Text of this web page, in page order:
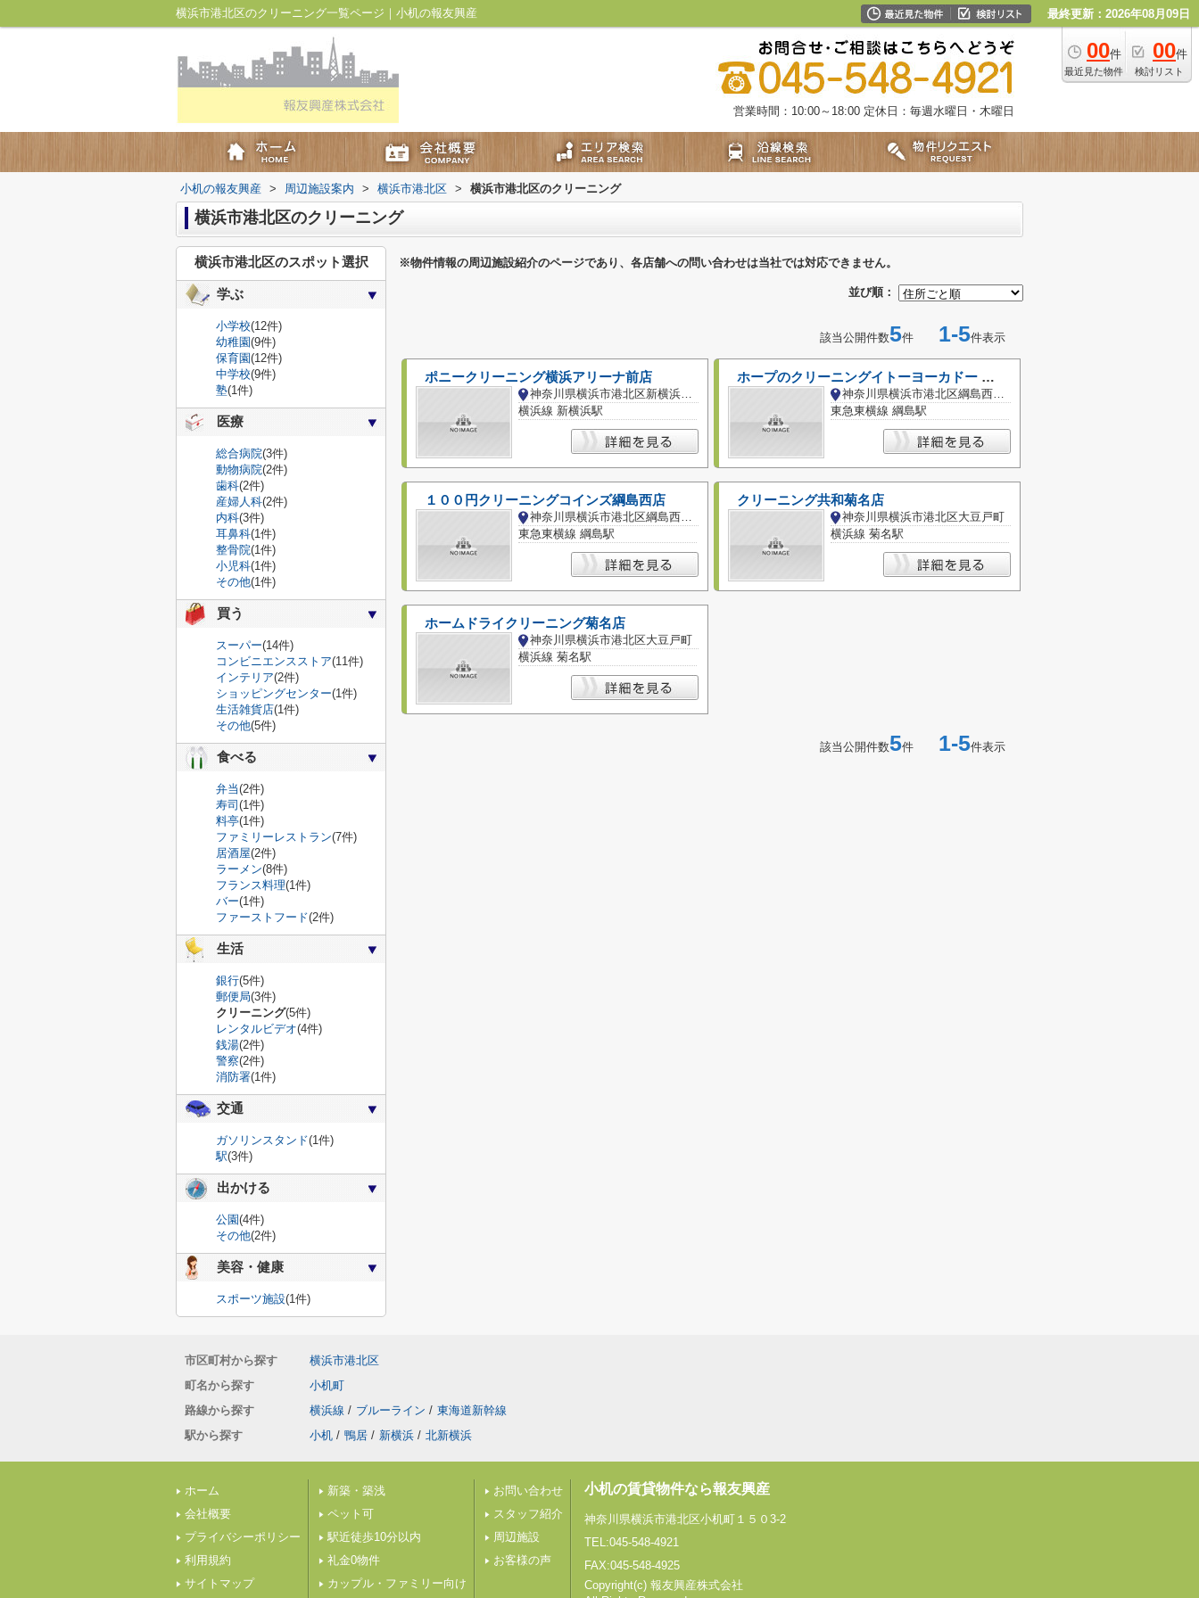
横浜市港北区のクリーニング一覧ページ｜小机の報友興産 最終更新：2026年08月09日
00件
最近見た物件
00件
検討リスト
営業時間：10:00～18:00 定休日：毎週水曜日・木曜日
小机の報友興産 > 周辺施設案内 > 横浜市港北区 > 横浜市港北区のクリーニング
横浜市港北区のクリーニング
※物件情報の周辺施設紹介のページであり、各店舗への問い合わせは当社では対応できません。
並び順：
該当公開件数5件 1-5件表示
ポニークリーニング横浜アリーナ前店
神奈川県横浜市港北区新横浜３丁目
横浜線 新横浜駅
ホープのクリーニングイトーヨーカドー 綱島店
神奈川県横浜市港北区綱島西２丁目
東急東横線 綱島駅
１００円クリーニングコインズ綱島西店
神奈川県横浜市港北区綱島西２丁目
東急東横線 綱島駅
クリーニング共和菊名店
神奈川県横浜市港北区大豆戸町
横浜線 菊名駅
ホームドライクリーニング菊名店
神奈川県横浜市港北区大豆戸町
横浜線 菊名駅
該当公開件数5件 1-5件表示
横浜市港北区のスポット選択
学ぶ
小学校(12件)
幼稚園(9件)
保育園(12件)
中学校(9件)
塾(1件)
医療
総合病院(3件)
動物病院(2件)
歯科(2件)
産婦人科(2件)
内科(3件)
耳鼻科(1件)
整骨院(1件)
小児科(1件)
その他(1件)
買う
スーパー(14件)
コンビニエンスストア(11件)
インテリア(2件)
ショッピングセンター(1件)
生活雑貨店(1件)
その他(5件)
食べる
弁当(2件)
寿司 (1件)
料亭(1件)
ファミリーレストラン(7件)
居酒屋(2件)
ラーメン(8件)
フランス料理(1件)
バー(1件)
ファーストフード(2件)
生活
銀行(5件)
郵便局(3件)
クリーニング(5件)
レンタルビデオ(4件)
銭湯(2件)
警察(2件)
消防署(1件)
交通
ガソリンスタンド(1件)
駅(3件)
出かける
公園(4件)
その他(2件)
美容・健康
スポーツ施設(1件)
市区町村から探す
横浜市港北区
町名から探す
小机町
路線から探す
横浜線 / ブルーライン / 東海道新幹線
駅から探す
小机 / 鴨居 / 新横浜 / 北新横浜
ホーム
会社概要
プライバシーポリシー
利用規約
サイトマップ
新築・築浅
ペット可
駅近徒歩10分以内
礼金0物件
カップル・ファミリー向け
お問い合わせ
スタッフ紹介
周辺施設
お客様の声
小机の賃貸物件なら報友興産
神奈川県横浜市港北区小机町１５０3-2
TEL:045-548-4921
FAX:045-548-4925
Copyright(c) 報友興産株式会社